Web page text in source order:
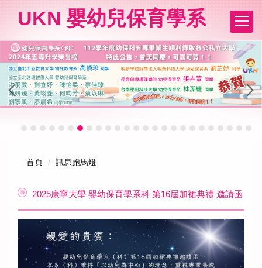
要
內
容
區
UKN 嬰幼兒保育學系
首頁 訊息跑馬燈
2025康寧大學 嬰幼保育學系科 第16屆加裙典禮 邀請函